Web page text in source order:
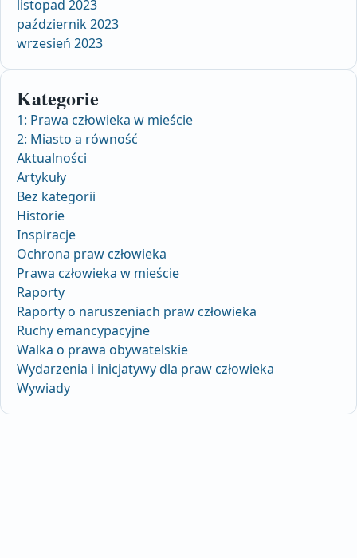
listopad 2023
październik 2023
wrzesień 2023
Kategorie
1: Prawa człowieka w mieście
2: Miasto a równość
Aktualności
Artykuły
Bez kategorii
Historie
Inspiracje
Ochrona praw człowieka
Prawa człowieka w mieście
Raporty
Raporty o naruszeniach praw człowieka
Ruchy emancypacyjne
Walka o prawa obywatelskie
Wydarzenia i inicjatywy dla praw człowieka
Wywiady